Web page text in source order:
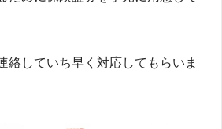
絡していち早く対応してもらいま